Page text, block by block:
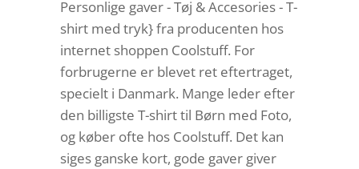
Personlige gaver - Tøj & Accesories - T-
shirt med tryk} fra producenten hos
internet shoppen Coolstuff. For
forbrugerne er blevet ret eftertraget,
specielt i Danmark. Mange leder efter
den billigste T-shirt til Børn med Foto,
og køber ofte hos Coolstuff. Det kan
siges ganske kort, gode gaver giver